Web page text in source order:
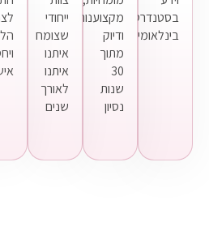
בסטנדרט
בינלאומי
מקצוענות
ודיוק
מתוך
30
שנות
נסיון
ייחודי
שצומח
איתנו
איתנו
לאורך
שנים